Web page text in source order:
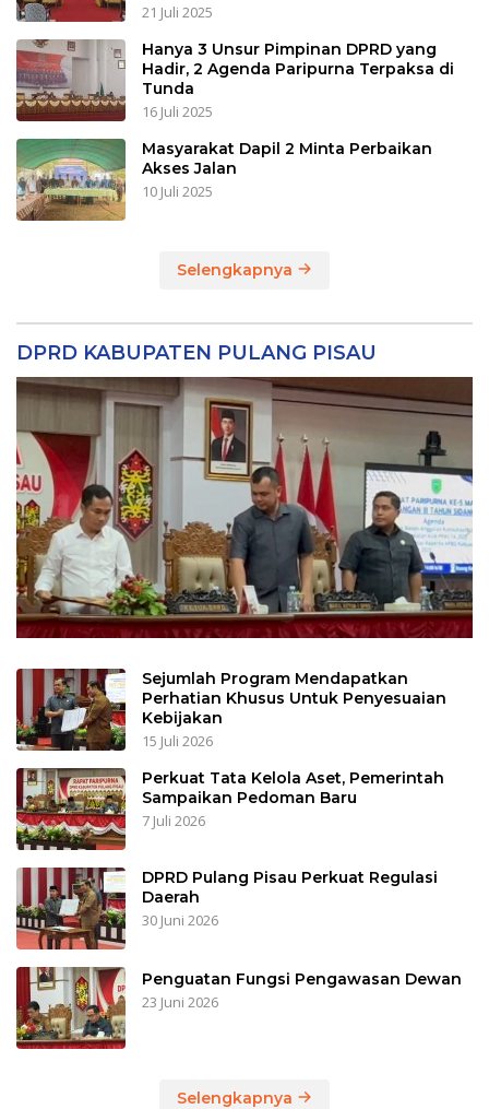
21 Juli 2025
Hanya 3 Unsur Pimpinan DPRD yang
Hadir, 2 Agenda Paripurna Terpaksa di
Tunda
16 Juli 2025
Masyarakat Dapil 2 Minta Perbaikan
Akses Jalan
10 Juli 2025
Selengkapnya
DPRD KABUPATEN PULANG PISAU
Sejumlah Program Mendapatkan
Perhatian Khusus Untuk Penyesuaian
Kebijakan
15 Juli 2026
Perkuat Tata Kelola Aset, Pemerintah
Sampaikan Pedoman Baru
7 Juli 2026
DPRD Pulang Pisau Perkuat Regulasi
Daerah
30 Juni 2026
Penguatan Fungsi Pengawasan Dewan
23 Juni 2026
Selengkapnya